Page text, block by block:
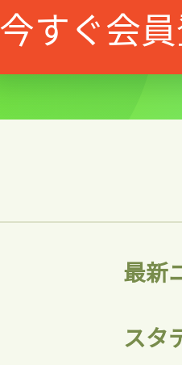
今すぐ会
最新
スタ